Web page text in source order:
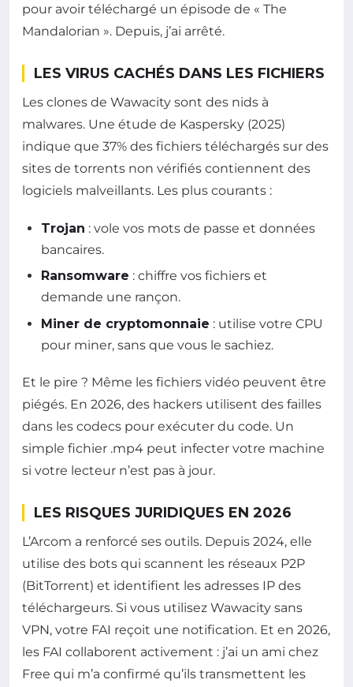
pour avoir téléchargé un épisode de « The
Mandalorian ». Depuis, j’ai arrêté.
LES VIRUS CACHÉS DANS LES FICHIERS
Les clones de Wawacity sont des nids à
malwares. Une étude de Kaspersky (2025)
indique que 37% des fichiers téléchargés sur des
sites de torrents non vérifiés contiennent des
logiciels malveillants. Les plus courants :
Trojan : vole vos mots de passe et données
bancaires.
Ransomware : chiffre vos fichiers et
demande une rançon.
Miner de cryptomonnaie : utilise votre CPU
pour miner, sans que vous le sachiez.
Et le pire ? Même les fichiers vidéo peuvent être
piégés. En 2026, des hackers utilisent des failles
dans les codecs pour exécuter du code. Un
simple fichier .mp4 peut infecter votre machine
si votre lecteur n’est pas à jour.
LES RISQUES JURIDIQUES EN 2026
L’Arcom a renforcé ses outils. Depuis 2024, elle
utilise des bots qui scannent les réseaux P2P
(BitTorrent) et identifient les adresses IP des
téléchargeurs. Si vous utilisez Wawacity sans
VPN, votre FAI reçoit une notification. Et en 2026,
les FAI collaborent activement : j’ai un ami chez
Free qui m’a confirmé qu’ils transmettent les